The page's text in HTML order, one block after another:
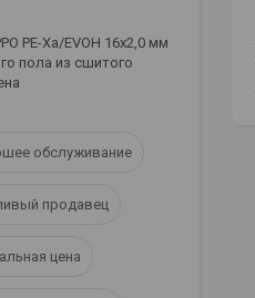
PE-Xa/EVOH 16x2,0 мм
пола из сшитого
обслуживание
продавец
цена